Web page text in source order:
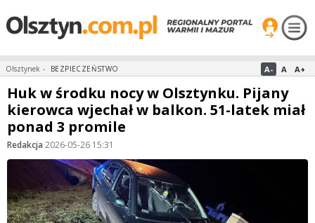
Olsztynek - BEZPIECZEŃSTWO A- A A+
Huk w środku nocy w Olsztynku. Pijany
kierowca wjechał w balkon. 51-latek miał
ponad 3 promile
Redakcja·2026-05-26 15:31